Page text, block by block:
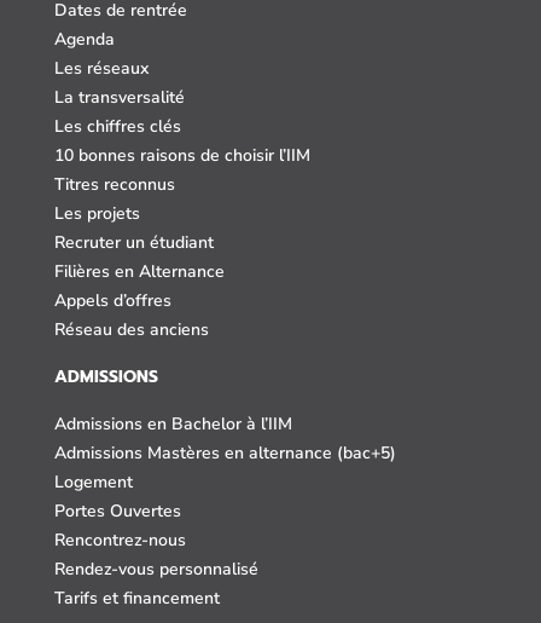
Dates de rentrée
Agenda
Les réseaux
La transversalité
Les chiffres clés
10 bonnes raisons de choisir l’IIM
Titres reconnus
Les projets
Recruter un étudiant
Filières en Alternance
Appels d’offres
Réseau des anciens
ADMISSIONS
Admissions en Bachelor à l’IIM
Admissions Mastères en alternance (bac+5)
Logement
Portes Ouvertes
Rencontrez-nous
Rendez-vous personnalisé
Tarifs et financement